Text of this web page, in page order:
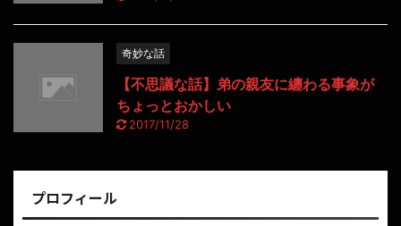
奇妙な話
【不思議な話】弟の親友に纏わる事象が
ちょっとおかしい
2017/11/28
プロフィール